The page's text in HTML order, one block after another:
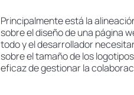
Principalmente está la
sobre el diseño de una página
todo y el desarrollador
sobre el tamaño de los
eficaz de gestionar la